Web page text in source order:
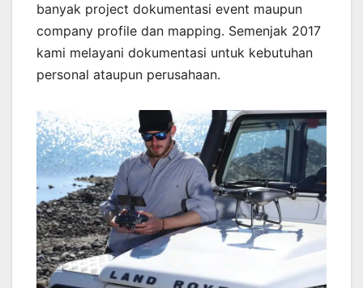
banyak project dokumentasi event maupun
company profile dan mapping. Semenjak 2017
kami melayani dokumentasi untuk kebutuhan
personal ataupun perusahaan.